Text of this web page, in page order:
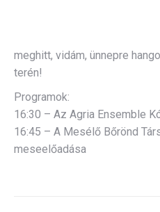
meghitt, vidám, ünnepre
terén!
Programok:
16:30 – Az Agria Ensemble
16:45 – A Mesélő Bőrönd
meseelőadása